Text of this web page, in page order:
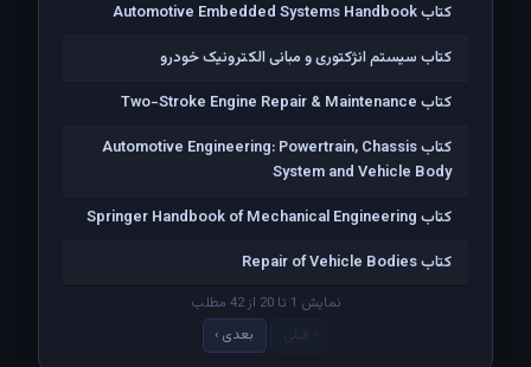
کتاب Automotive Embedded Systems Handbook
کتاب سیستم انژکتوری و مبانی الکترونیک خودرو
کتاب Two-Stroke Engine Repair & Maintenance
کتاب Automotive Engineering: Powertrain, Chassis
System and Vehicle Body
کتاب Springer Handbook of Mechanical Engineering
کتاب Repair of Vehicle Bodies
نمایش 1 تا 20 از 42 مطلب
بعدی ›